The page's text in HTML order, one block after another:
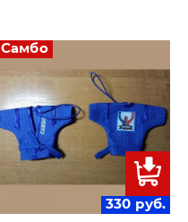
Самбо
330 руб.